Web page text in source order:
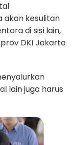
akan kesulitan
di sisi lain,
DKI Jakarta
lain juga harus